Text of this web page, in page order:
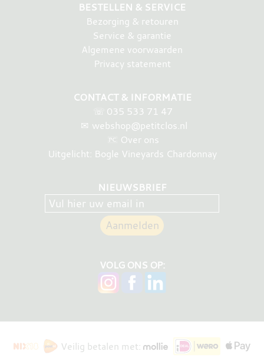
BESTELLEN & SERVICE
Bezorging & retouren
Service & garantie
Algemene voorwaarden
Privacy statement
CONTACT & INFORMATIE
☏ 035 533 71 47
✉ webshop@petitclos.nl
Over ons
Uitgelicht: Bogle Vineyards Chardonnay
NIEUWSBRIEF
VOLG ONS OP:
Veilig betalen met: